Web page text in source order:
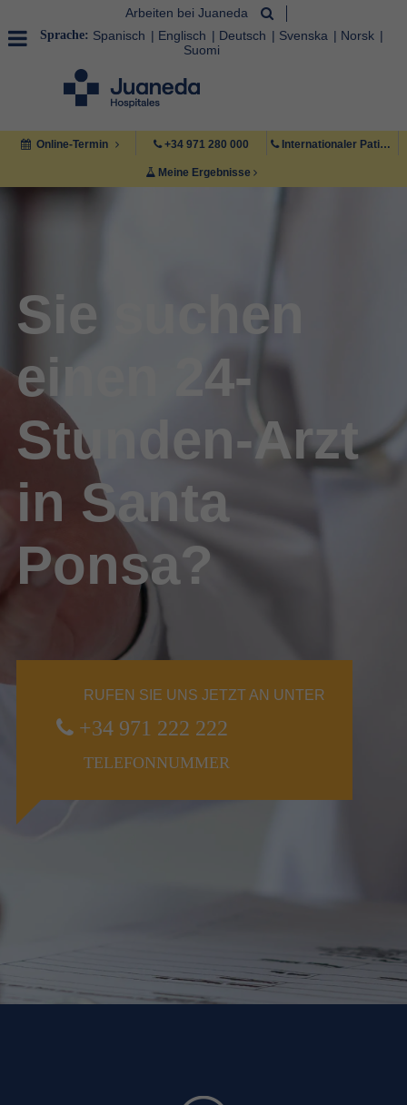
Arbeiten bei Juaneda
Sprache: Spanisch Englisch Deutsch Svenska
Norsk
Suomi
Online-Termin +34 971 280 000 Internationaler Patient +34 971 222 222
Meine Ergebnisse
Sie suchen
einen 24-
Stunden-Arzt
in Santa
Ponsa?
RUFEN SIE UNS JETZT AN UNTER
+34 971 222 222
TELEFONNUMMER